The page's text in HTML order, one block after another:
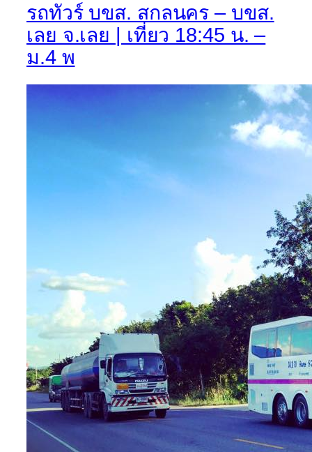
รถทัวร์ บขส. สกลนคร – บขส.
เลย จ.เลย | เที่ยว 18:45 น. –
ม.4 พ